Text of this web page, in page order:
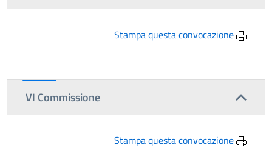
Stampa questa convocazione
VI Commissione
Stampa questa convocazione